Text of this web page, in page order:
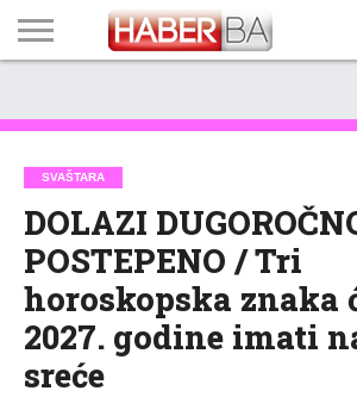
TECH
PROGRAM
PROGNOZA
PUTEVIMA
LISTA
NAMA
SVAŠTARA
DOLAZI
POSTEPENO / Tri
horoskopska znaka
2027. godine imati
sreće